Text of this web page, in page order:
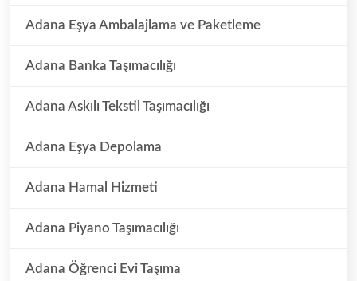
Adana Eşya Ambalajlama ve Paketleme
Adana Banka Taşımacılığı
Adana Askılı Tekstil Taşımacılığı
Adana Eşya Depolama
Adana Hamal Hizmeti
Adana Piyano Taşımacılığı
Adana Öğrenci Evi Taşıma